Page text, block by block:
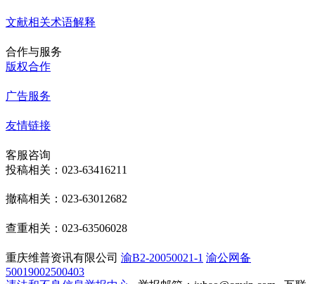
文献相关术语解释
合作与服务
版权合作
广告服务
友情链接
客服咨询
投稿相关：023-63416211
撤稿相关：023-63012682
查重相关：023-63506028
重庆维普资讯有限公司 渝B2-20050021-1 渝公网备
50019002500403